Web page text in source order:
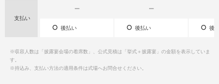
支払い
ー ー
後払い 後払い 後
※収容人数は「披露宴会場の着席数」、公式見積は「挙式＋披露宴」の金額を表示していま
す。
※持込み、支払い方法の適用条件は式場へお問合せください。